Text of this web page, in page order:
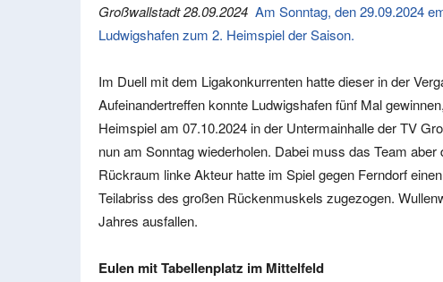
Großwallstadt 28.09.2024 Am Sonntag, den 29.09.2024
Ludwigshafen zum 2. Heimspiel der Saison.
Im Duell mit dem Ligakonkurrenten hatte dieser in der
Aufeinandertreffen konnte Ludwigshafen fünf Mal
Heimspiel am 07.10.2024 in der Untermainhalle der TV
nun am Sonntag wiederholen. Dabei muss das Team
Rückraum linke Akteur hatte im Spiel gegen Ferndorf
Teilabriss des großen Rückenmuskels zugezogen.
Jahres ausfallen.
Eulen mit Tabellenplatz im Mittelfeld